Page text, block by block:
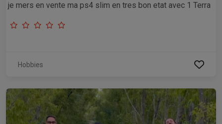
je mers en vente ma ps4 slim en tres bon etat avec 1 Terra
Hobbies